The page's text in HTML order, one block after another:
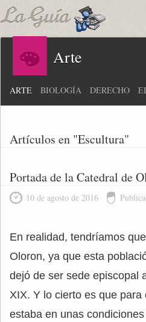
Arte
ARTE BIOLOGÍA DERECHO
Artículos en "Escultura"
Portada de la Catedral de
10 de agosto de 2016
En realidad, tendríamos
Oloron, ya que esta
dejó de ser sede episcopal
XIX. Y lo cierto es que
estaba en unas